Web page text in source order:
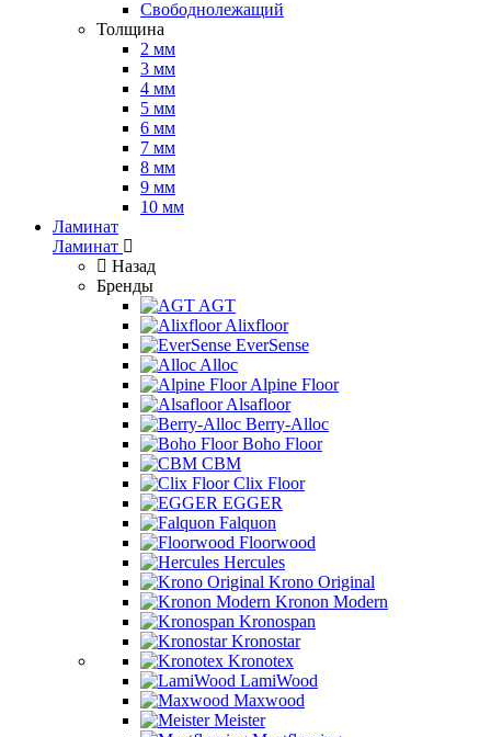
Свободнолежащий
Толщина
2 мм
3 мм
4 мм
5 мм
6 мм
7 мм
8 мм
9 мм
10 мм
Ламинат
Ламинат
Назад
Бренды
AGT
Alixfloor
EverSense
Alloc
Alpine Floor
Alsafloor
Berry-Alloc
Boho Floor
CBM
Clix Floor
EGGER
Falquon
Floorwood
Hercules
Krono Original
Kronon Modern
Kronospan
Kronostar
Kronotex
LamiWood
Maxwood
Meister